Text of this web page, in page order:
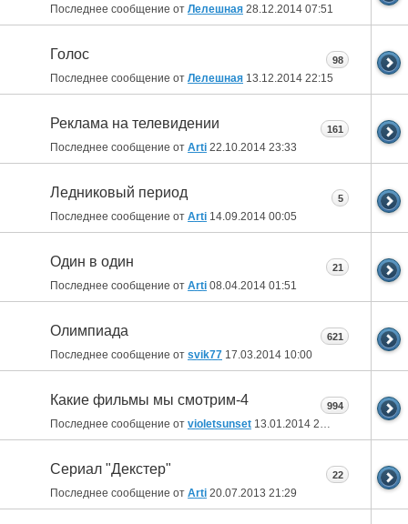
Последнее сообщение от Лелешная 28.12.2014 07:51
Голос
Последнее сообщение от Лелешная 13.12.2014 22:15
98
Реклама на телевидении
Последнее сообщение от Arti 22.10.2014 23:33
161
Ледниковый период
Последнее сообщение от Arti 14.09.2014 00:05
5
Один в один
Последнее сообщение от Arti 08.04.2014 01:51
21
Олимпиада
Последнее сообщение от svik77 17.03.2014 10:00
621
Какие фильмы мы смотрим-4
Последнее сообщение от violetsunset 13.01.2014 22:30
994
Сериал "Декстер"
Последнее сообщение от Arti 20.07.2013 21:29
22